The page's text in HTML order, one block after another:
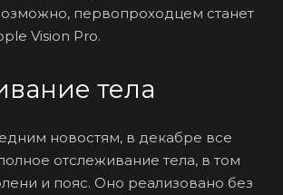
первопроходцем станет
Vision Pro.
тела
новостям, в декабре все
отслеживание тела, в том
и пояс. Оно реализовано без